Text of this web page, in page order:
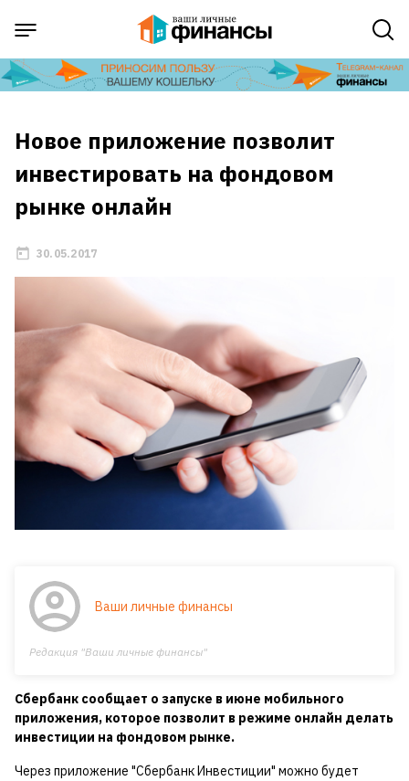
Новое приложение позволит
инвестировать на фондовом
рынке онлайн
30.05.2017
Ваши личные финансы
Редакция "Ваши личные финансы"
Сбербанк сообщает о запуске в июне мобильного
приложения, которое позволит в режиме онлайн делать
инвестиции на фондовом рынке.
Через приложение "Сбербанк Инвестиции" можно будет